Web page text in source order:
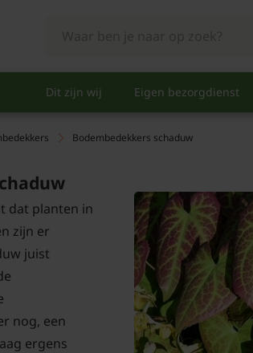
Dit zijn wij Eigen bezorgdienst
Bodembedekkers schaduw
dat planten in
zijn er
juist
nog, een
ergens